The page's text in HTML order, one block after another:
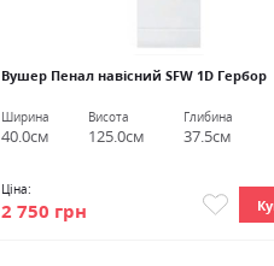
Вушер Пенал навісний SFW 1D Гербор
Ширина
40.0см
Висота
125.0см
Глибина
37.5см
Ціна:
2 750 грн